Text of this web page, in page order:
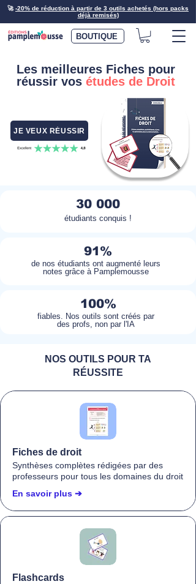
🚀-20% de réduction à partir de 3 outils achetés (hors packs
déjà remisés)
BOUTIQUE
Les meilleures Fiches pour
réussir vos études de Droit
JE VEUX RÉUSSIR
30 000
étudiants conquis !
91%
de nos étudiants ont augmenté leurs
notes grâce à Pamplemousse
100%
fiables. Nos outils sont créés par
des profs, non par l'IA
NOS OUTILS POUR TA
RÉUSSITE
Fiches de droit
Synthèses complètes rédigées par des
professeurs pour tous les domaines du droit
En savoir plus ➔
Flashcards